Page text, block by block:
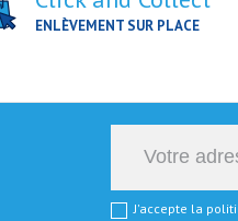
ENLÈVEMENT SUR PLACE
J'accepte la